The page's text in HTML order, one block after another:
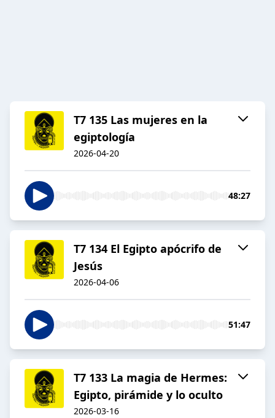
T7 135 Las mujeres en la
egiptología
2026-04-20
48:27
T7 134 El Egipto apócrifo de
Jesús
2026-04-06
51:47
T7 133 La magia de Hermes:
Egipto, pirámide y lo oculto
2026-03-16